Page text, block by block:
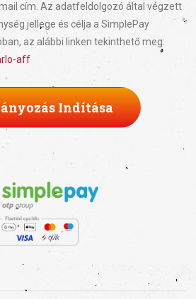
cím. Az adatfeldolgozó által végzett
jellege és célja a SimplePay
az alábbi linken tekinthető meg:
aff
Indítása